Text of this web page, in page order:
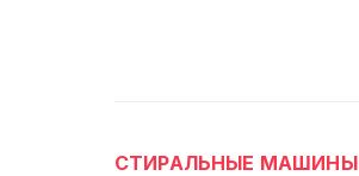
СТИРАЛЬНЫЕ МАШИНЫ